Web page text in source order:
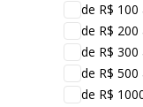
de R$ 100
de R$ 200
de R$ 300
de R$ 500
de R$